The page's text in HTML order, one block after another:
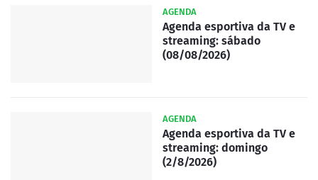
AGENDA
Agenda esportiva da TV e
streaming: sábado
(08/08/2026)
AGENDA
Agenda esportiva da TV e
streaming: domingo
(2/8/2026)